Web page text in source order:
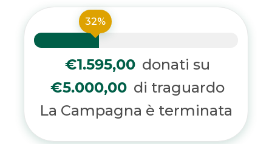
32%
€1.595,00 donati su
€5.000,00 di traguardo
La Campagna è terminata